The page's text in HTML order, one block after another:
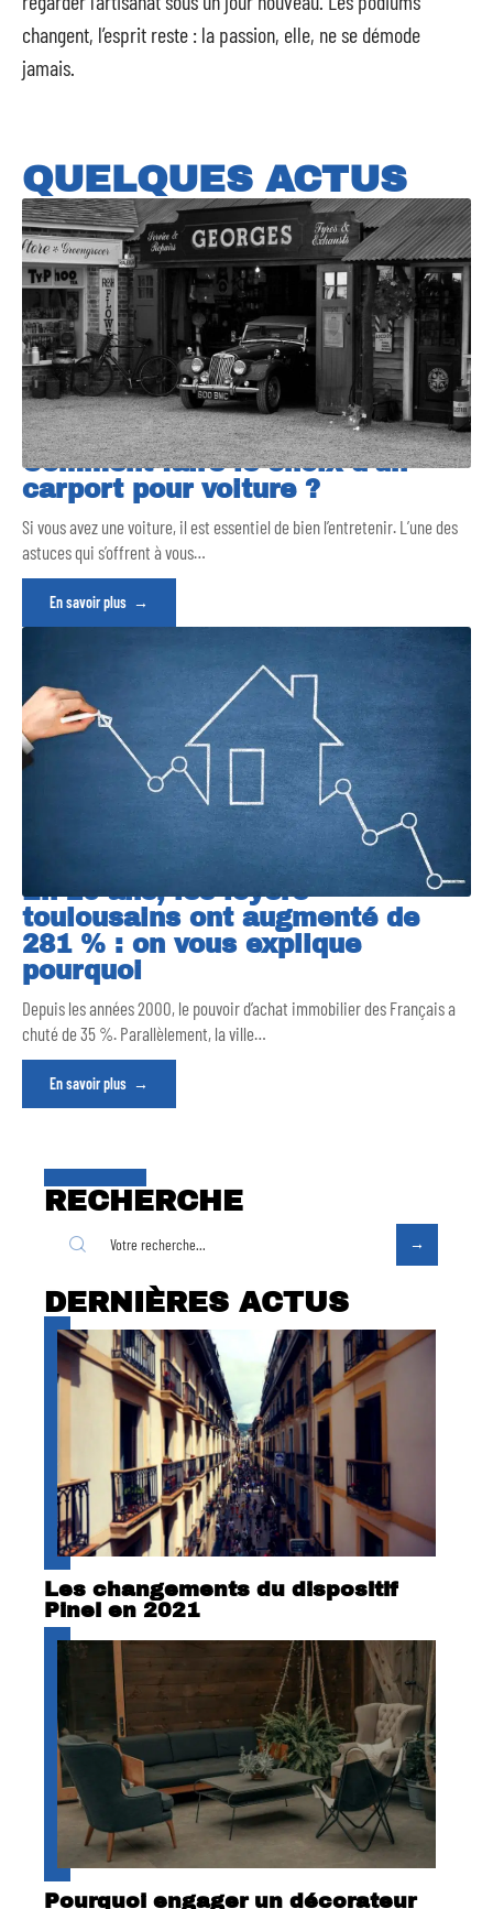
changent, l’esprit reste : la passion, elle, ne se démode
jamais.
QUELQUES ACTUS
Comment faire le choix d’un
carport pour voiture ?
Si vous avez une voiture, il est essentiel de bien l’entretenir. L’une des
astuces qui s’offrent à vous…
En savoir plus
En 20 ans, les loyers
toulousains ont augmenté de
281 % : on vous explique
pourquoi
Depuis les années 2000, le pouvoir d’achat immobilier des Français a
chuté de 35 %. Parallèlement, la ville…
En savoir plus
RECHERCHE
DERNIÈRES ACTUS
Les changements du dispositif
Pinel en 2021
Pourquoi engager un décorateur